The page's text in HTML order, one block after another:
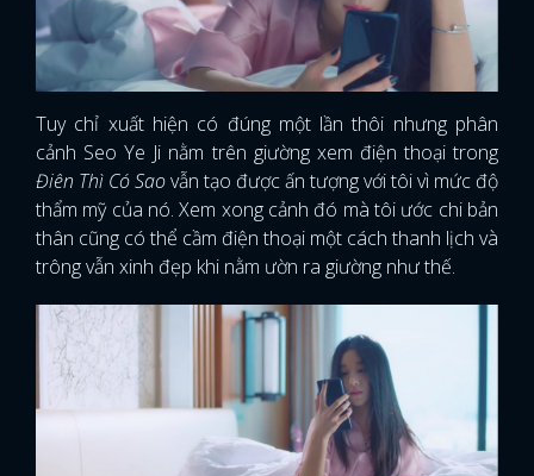
Tuy chỉ xuất hiện có đúng một lần thôi nhưng phân
cảnh Seo Ye Ji nằm trên giường xem điện thoại trong
Điên Thì Có Saovẫn tạo được ấn tượng với tôi vì mức độ
thẩm mỹ của nó. Xem xong cảnh đó mà tôi ước chi bản
thân cũng có thể cầm điện thoại một cách thanh lịch và
trông vẫn xinh đẹp khi nằm ườn ra giường như thế.